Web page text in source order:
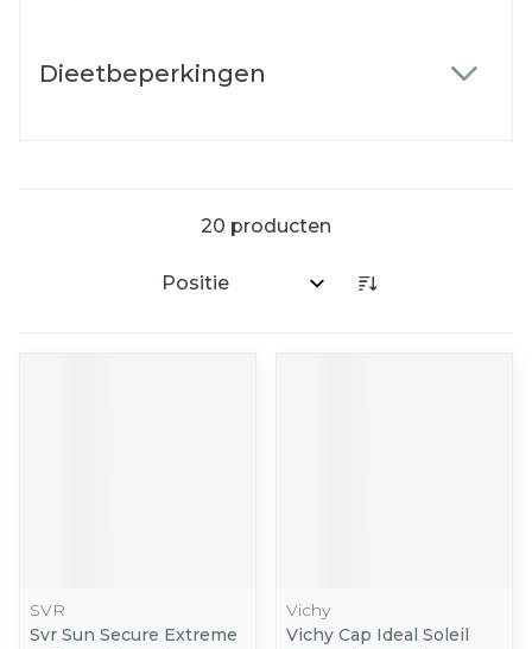
Dieetbeperkingen
20 producten
Sorteer op:
SVR
Svr Sun Secure Extreme
Vichy
Vichy Cap Ideal Soleil